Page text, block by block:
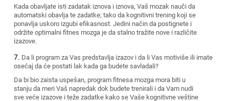
Kada obavljate isti zadatak iznova i iznova, Vaš mozak nauči da
automatski obavlja te zadatke; tako da kognitivni trening koji se
ponavlja uskoro izgubi efikasnost. Jedini način da postignete i
održite optimalni fitnes mozga je da stalno tražite nove i različite
izazove.
Da li program za Vas predstavlja izazov i da li Vas motiviše ili imate
osećaj da će postati lak kada ga budete savladali?
Da bi bio zaista uspešan, program fitnesa mozga mora biti u
stanju da meri Vaš napredak dok budete trenirali i da Vam nudi
sve veće izazove i teže zadatke kako se Vaše kognitivne veštine